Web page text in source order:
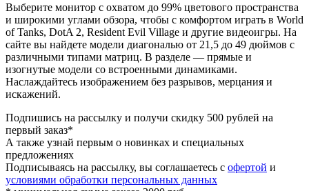
Выберите монитор с охватом до 99% цветового пространства
и широкими углами обзора, чтобы с комфортом играть в World
of Tanks, DotA 2, Resident Evil Village и другие видеоигры. На
сайте вы найдете модели диагональю от 21,5 до 49 дюймов с
различными типами матриц. В разделе — прямые и
изогнутые модели со встроенными динамиками.
Наслаждайтесь изображением без разрывов, мерцания и
искажений.
Подпишись на рассылку и получи скидку 500 рублей на
первый заказ*
А также узнай первым о новинках и специальных
предложениях
Подписываясь на рассылку, вы соглашаетесь с офертой и
условиями обработки персональных данных